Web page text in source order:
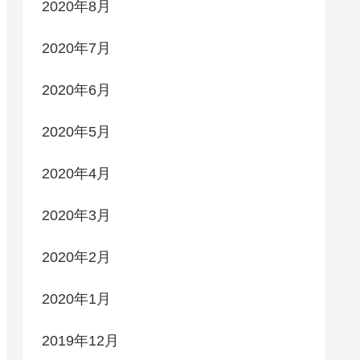
2020年8月
2020年7月
2020年6月
2020年5月
2020年4月
2020年3月
2020年2月
2020年1月
2019年12月